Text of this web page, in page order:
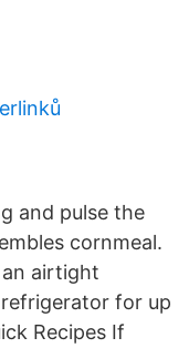
and pulse the
cornmeal.
an airtight
for up
Recipes If